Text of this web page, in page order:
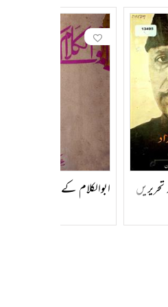
مراسم رہے۔ گاندھی جی کے
آزادی کی جنگ میں مولانا آزاد
خاطر، تذکرہ، ترجمان
رام جیسے محقق نے مرتب کیا ہے
تحریریں ابوالکلام کے افسانے